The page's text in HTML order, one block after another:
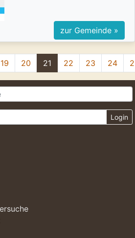
zur Gemeinde »
19 20 21 22 23 24
Login